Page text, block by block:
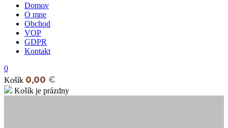
Domov
O mne
Obchod
VOP
GDPR
Kontakt
0
Košík 0,00 €
Košík je prázdny